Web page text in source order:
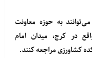
به حوزه معاونت
در کرج، میدان امام
کشاورز‌ی مراجعه کنند.